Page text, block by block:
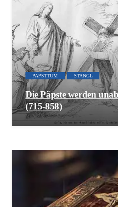
PAPSTTUM STANGL
Die Päpste werden
(715-858)